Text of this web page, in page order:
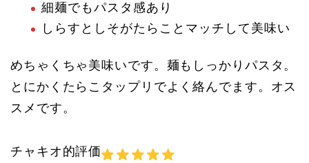
細麺でもパスタ感あり
しらすとしそがたらことマッチして美味い
めちゃくちゃ美味いです。麺もしっかりパスタ。
とにかくたらこタップリでよく絡んでます。オス
スメです。
チャキオ的評価